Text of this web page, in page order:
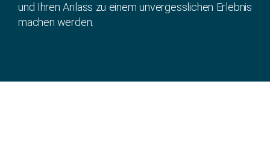
und Ihren Anlass zu einem unvergesslichen Erlebnis
machen werden.